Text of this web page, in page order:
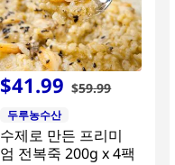
$41.99 $59.99
두루농수산
수제로 만든 프리미
엄 전복죽 200g x 4팩